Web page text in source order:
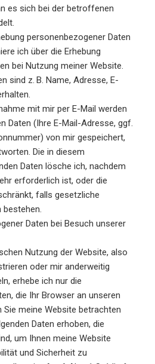
es sich bei der betroffenen
personenbezogener Daten
ich über die Erhebung
bei Nutzung meiner Website.
sind z. B. Name, Adresse, E-
mit mir per E-Mail werden
Daten (Ihre E-Mail-Adresse, ggf.
von mir gespeichert,
Die in diesem
Daten lösche ich, nachdem
erforderlich ist, oder die
falls gesetzliche
Daten bei Besuch unserer
Nutzung der Website, also
oder mir anderweitig
erhebe ich nur die
die Ihr Browser an unseren
Sie meine Website betrachten
Daten erhoben, die
um Ihnen meine Website
und Sicherheit zu